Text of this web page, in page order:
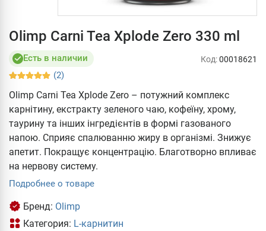
Olimp Carni Tea Xplode Zero 330 ml
Есть в наличии
(2)
Код:00018621
Olimp Carni Tea Xplode Zero – потужний комплекс
карнітину, екстракту зеленого чаю, кофеїну, хрому,
таурину та інших інгредієнтів в формі газованого
напою. Сприяє спалюванню жиру в організмі. Знижує
апетит. Покращує концентрацію. Благотворно впливає
на нервову систему.
Подробнее о товаре
Бренд: Olimp
Категория: L-карнитин